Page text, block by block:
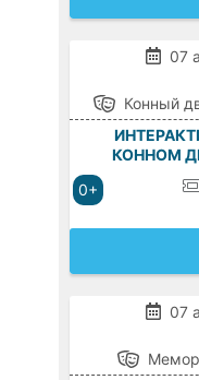
07
0+
Конный
КОННОМ
07